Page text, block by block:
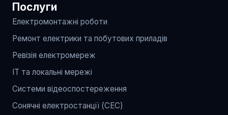
Послуги
Електромонтажні роботи
Ремонт електрики та побутових приладів
Ревізія електромереж
IT та локальні мережі
Системи відеоспостереження
Сонячні електростанції (СЕС)